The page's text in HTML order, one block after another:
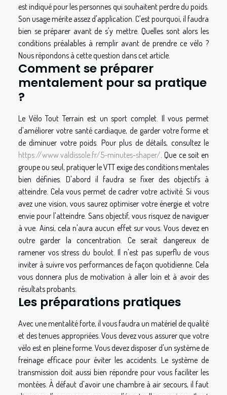
est indiqué pour les personnes qui souhaitent perdre du poids.
Son usage mérite assez d'application. C'est pourquoi, il faudra
bien se préparer avant de s'y mettre. Quelles sont alors les
conditions préalables à remplir avant de prendre ce vélo ?
Nous répondons à cette question dans cet article.
Comment se préparer
mentalement pour sa pratique
?
Le Vélo Tout Terrain est un sport complet. Il vous permet
d'améliorer votre santé cardiaque, de garder votre forme et
de diminuer votre poids. Pour plus de détails, consultez le
https://www.valdissole.fr/5-minutes-shaper/ . Que ce soit en
groupe ou seul, pratiquer le VTT exige des conditions mentales
bien définies. D'abord il faudra se fixer des objectifs à
atteindre. Cela vous permet de cadrer votre activité. Si vous
avez une vision, vous saurez optimiser votre énergie et votre
envie pour l'atteindre. Sans objectif, vous risquez de naviguer
à vue. Ainsi, cela n'aura aucun effet sur vous. Vous devez en
outre garder la concentration. Ce serait dangereux de
ramener vos stress du boulot. Il n'est pas superflu de vous
inviter à suivre vos performances de façon quotidienne. Cela
vous donnera plus de motivation à aller loin et à avoir des
résultats probants.
Les préparations pratiques
Avec une mentalité forte, il vous faudra un matériel de qualité
et des tenues appropriées. Vous devez vous assurer que votre
vélo est en pleine forme. Vous devez disposer d'un système de
freinage efficace pour éviter les accidents. Le système de
transmission doit aussi bien répondre pour vous faciliter les
montées. À défaut d'avoir une chambre à air secours, il faut